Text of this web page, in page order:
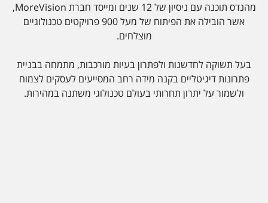
מהנדס תוכנה עם ניסיון של 12 שנים ומייסד חברת MoreVision,
אשר הובילה את הפיתוח של מעל 900 פרויקטים טכנולוגיים
מוצלחים.
בעל תשוקה לחדשנות ולפתרון בעיות מורכבות, מתמחה בבניית
פתרונות דיגיטליים בקנה מידה רחב המסייעים לעסקים לצמוח
ולשמור על יתרון תחרותי בעולם טכנולוגי משתנה במהירות.